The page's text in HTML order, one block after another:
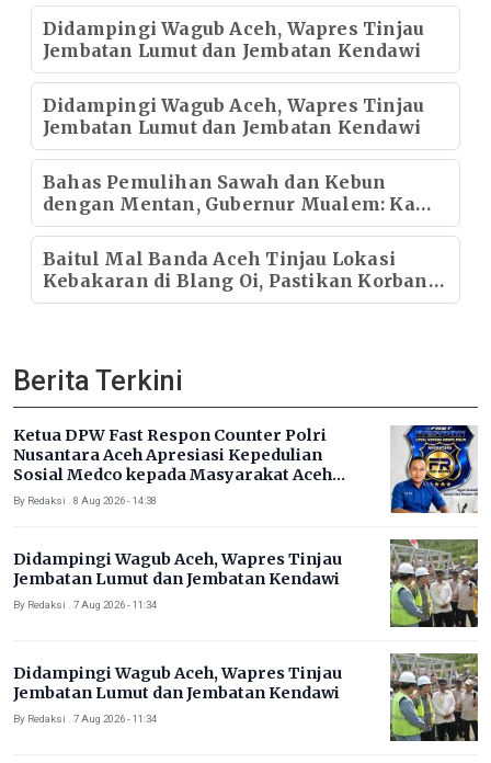
Didampingi Wagub Aceh, Wapres Tinjau
Jembatan Lumut dan Jembatan Kendawi
Didampingi Wagub Aceh, Wapres Tinjau
Jembatan Lumut dan Jembatan Kendawi
Bahas Pemulihan Sawah dan Kebun
dengan Mentan, Gubernur Mualem: Kami
Butuh Dukungan Pak Menteri
Baitul Mal Banda Aceh Tinjau Lokasi
Kebakaran di Blang Oi, Pastikan Korban
Mendapat Dukungan Kebutuhan Pokok
Berita Terkini
Ketua DPW Fast Respon Counter Polri
Nusantara Aceh Apresiasi Kepedulian
Sosial Medco kepada Masyarakat Aceh
Timur
By Redaksi . 8 Aug 2026 - 14:38
Didampingi Wagub Aceh, Wapres Tinjau
Jembatan Lumut dan Jembatan Kendawi
By Redaksi . 7 Aug 2026 - 11:34
Didampingi Wagub Aceh, Wapres Tinjau
Jembatan Lumut dan Jembatan Kendawi
By Redaksi . 7 Aug 2026 - 11:34